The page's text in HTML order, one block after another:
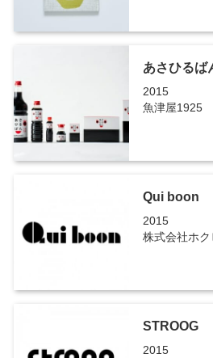
あさひるば
2015
魚津屋1925
Qui boon
2015
株式会社ホク
STROOG
2015